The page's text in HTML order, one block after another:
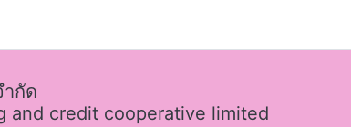
กัด
and credit cooperative limited